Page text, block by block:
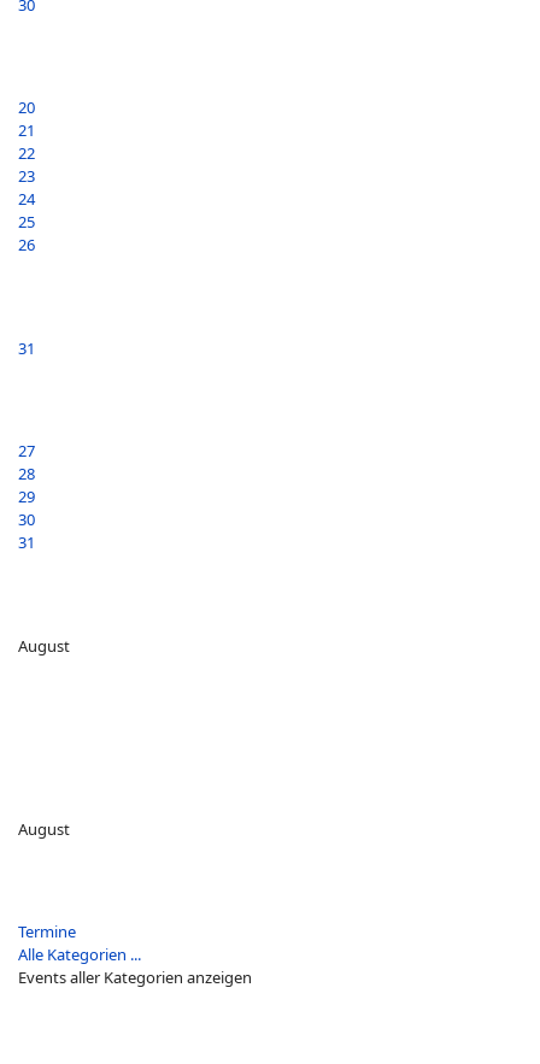
30
20
21
22
23
24
25
26
31
27
28
29
30
31
August
August
Termine
Alle Kategorien ...
Events aller Kategorien anzeigen